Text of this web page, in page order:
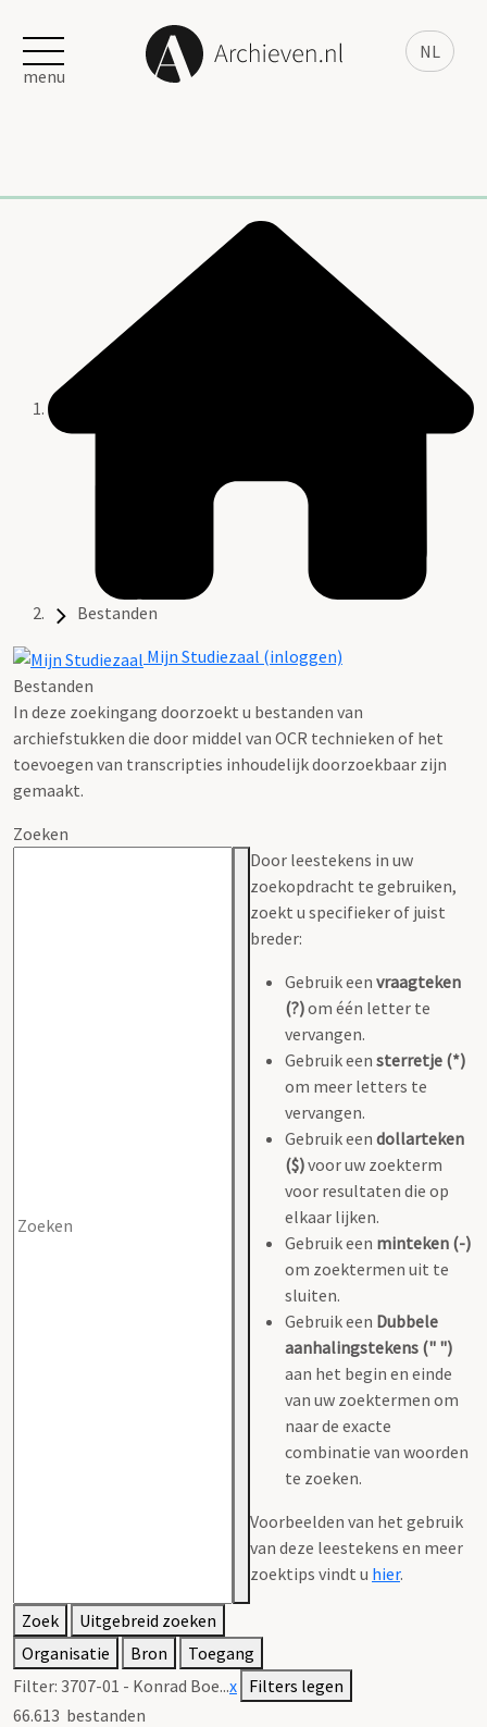
NL
menu
Bestanden
Mijn Studiezaal (inloggen)
Bestanden
In deze zoekingang doorzoekt u bestanden van
archiefstukken die door middel van OCR technieken of het
toevoegen van transcripties inhoudelijk doorzoekbaar zijn
gemaakt.
Zoeken
Door leestekens in uw
zoekopdracht te gebruiken,
zoekt u specifieker of juist
breder:
Gebruik een vraagteken
(?)om één letter te
vervangen.
Gebruik een sterretje (*)
om meer letters te
vervangen.
Gebruik een dollarteken
($)voor uw zoekterm
voor resultaten die op
elkaar lijken.
Gebruik een minteken (-)
om zoektermen uit te
sluiten.
Gebruik een Dubbele
aanhalingstekens (" ")
aan het begin en einde
van uw zoektermen om
naar de exacte
combinatie van woorden
te zoeken.
Voorbeelden van het gebruik
van deze leestekens en meer
zoektips vindt u hier.
Zoek
Uitgebreid zoeken
Organisatie
Bron
Toegang
Filter: 3707-01 - Konrad Boe...x Filters legen
66.613 bestanden